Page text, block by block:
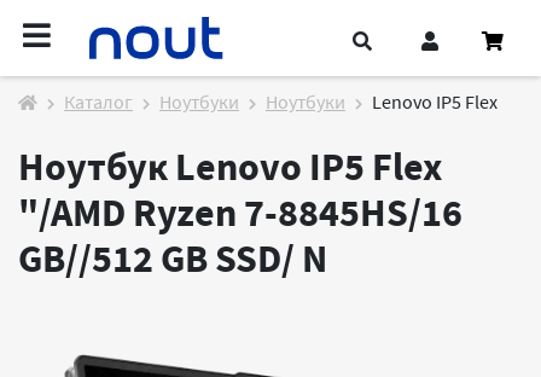
Каталог Ноутбуки Ноутбуки Lenovo IP5 Flex
Ноутбук Lenovo IP5 Flex
"/AMD Ryzen 7-8845HS/16
GB//512 GB SSD/ N